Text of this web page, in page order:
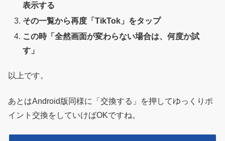
表示する
その一覧から再度「TikTok」をタップ
この時「全然画面が変わらない場合は、何度か試
す」
以上です。
あとはAndroid版同様に「交換する」を押してゆっくりポ
イント交換をしていけばOKですね。